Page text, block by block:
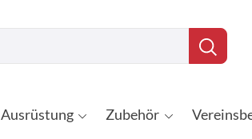
Ausrüstung Zubehör